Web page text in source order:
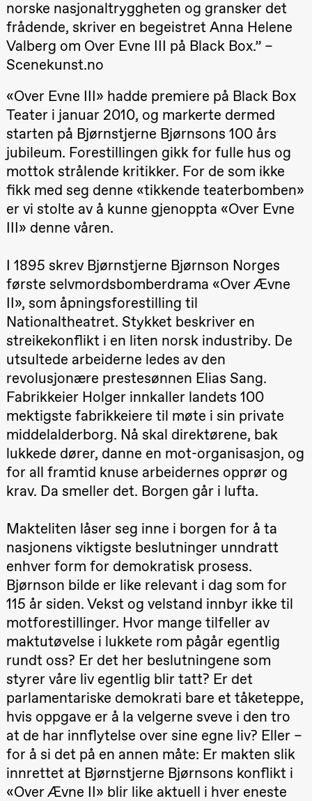
15.00
Yuri
Umemoto /​
Oslo
Sinfonietta /​
Ivar Furre
Aam
Animeopera
av Yuri
Umemoto
Store scene
(Black Box
teater)
19.00
Yuri
Umemoto /​
Oslo
Sinfonietta /​
Ivar Furre
crypt_ –
Umemoto
(Black Box
Fredag 18. september
20.00
Pinquins &
Kjersti Alm
Eriksen
Hi sida
Store scene
(Black Box
teater)
Lørdag 19. september
18.00
Pinquins &
Kjersti Alm
Eriksen
Hi sida
teater)
Fredag 25. september
Goldberg
Ornate
Saturation
Store scene
teater)
19.00
Rosalind
Goldberg
Ornate
Saturation
Store scene
teater)
Søndag 27. september
Pia Maria Roll og Mohamed
Mohamed
Male Fantasies
norske nasjonaltryggheten og gransker det
frådende, skriver en begeistret Anna Helene
Valberg om Over Evne III på Black Box.” –
Scenekunst.no
«Over Evne III» hadde premiere på Black Box
Teater i januar 2010, og markerte dermed
starten på Bjørnstjerne Bjørnsons 100 års
jubileum. Forestillingen gikk for fulle hus og
mottok strålende kritikker. For de som ikke
fikk med seg denne «tikkende teaterbomben»
er vi stolte av å kunne gjenoppta «Over Evne
III» denne våren.
I 1895 skrev Bjørnstjerne Bjørnson Norges
første selvmordsbomberdrama «Over Ævne
II», som åpningsforestilling til
Nationaltheatret. Stykket beskriver en
streikekonflikt i en liten norsk industriby. De
utsultede arbeiderne ledes av den
revolusjonære prestesønnen Elias Sang.
Fabrikkeier Holger innkaller landets 100
mektigste fabrikkeiere til møte i sin private
middelalderborg. Nå skal direktørene, bak
lukkede dører, danne en mot-organisasjon, og
for all framtid knuse arbeidernes opprør og
krav. Da smeller det. Borgen går i lufta.
Makteliten låser seg inne i borgen for å ta
nasjonens viktigste beslutninger unndratt
enhver form for demokratisk prosess.
Bjørnson bilde er like relevant i dag som for
115 år siden. Vekst og velstand innbyr ikke til
motforestillinger. Hvor mange tilfeller av
maktutøvelse i lukkete rom pågår egentlig
rundt oss? Er det her beslutningene som
styrer våre liv egentlig blir tatt? Er det
parlamentariske demokrati bare et tåketeppe,
hvis oppgave er å la velgerne sveve i den tro
at de har innflytelse over sine egne liv? Eller –
for å si det på en annen måte: Er makten slik
innrettet at Bjørnstjerne Bjørnsons konflikt i
«Over Ævne II» blir like aktuell i hver eneste